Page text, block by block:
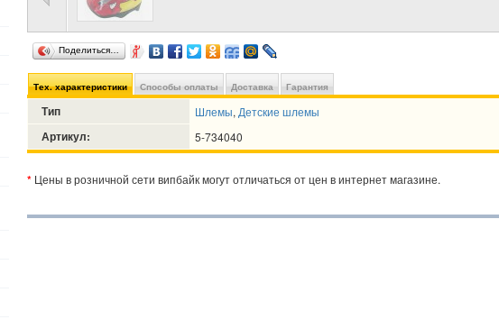
Поделиться…
Тех. характеристики Способы оплаты Доставка Гарантия
Тип Шлемы, Детские шлемы
Артикул: 5-734040
* Цены в розничной сети випбайк могут отличаться от цен в интернет магазине.